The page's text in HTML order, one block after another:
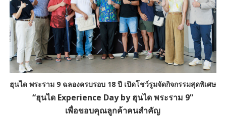
ฮุนได พระราม 9 ฉลองครบรอบ 18 ปี เปิดโชว์รูมจัดกิจกรรมสุดพิเศษ
“ฮุนได Experience Day by ฮุนได พระราม 9”
เพื่อขอบคุณลูกค้าคนสำคัญ